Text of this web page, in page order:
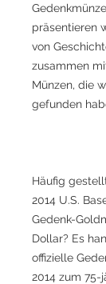
präsentieren
von
zusammen
Münzen, die
gefunden
Häufig
2014 U.S.
Gedenk-
Dollar? Es
offizielle
2014 zum